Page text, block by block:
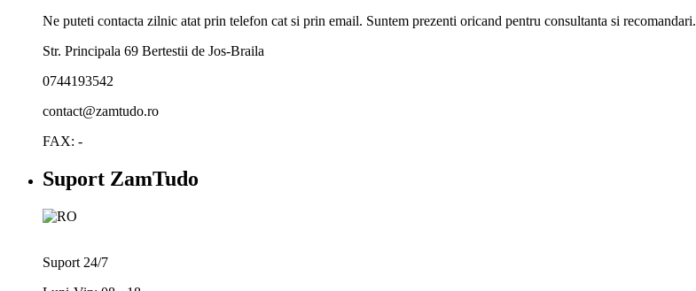
Ne puteti contacta zilnic atat prin telefon cat si prin email. Suntem prezenti oricand pentru consultanta si recomandari.
Str. Principala 69 Bertestii de Jos-Braila
0744193542
contact@zamtudo.ro
FAX: -
Suport ZamTudo
Suport 24/7